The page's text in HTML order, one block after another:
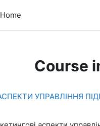
Home
Course
УПРАВЛІННЯ